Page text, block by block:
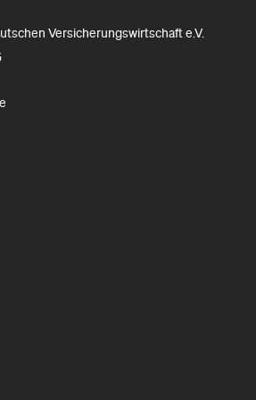
Versicherungswirtschaft e.V.